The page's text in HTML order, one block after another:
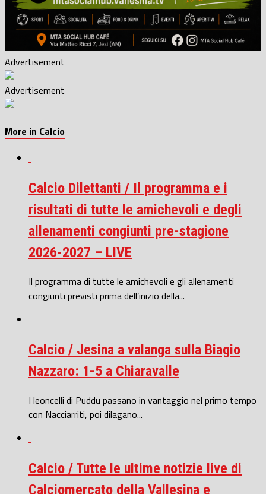
Advertisement
Advertisement
More in Calcio
Calcio Dilettanti / Il programma e i
risultati di tutte le amichevoli e degli
allenamenti congiunti pre-stagione
2026-2027 – LIVE
Il programma di tutte le amichevoli e gli allenamenti
congiunti previsti prima dell’inizio della...
Calcio / Jesina a valanga sulla Biagio
Nazzaro: 1-5 a Chiaravalle
I leoncelli di Puddu passano in vantaggio nel primo tempo
con Nacciarriti, poi dilagano...
Calcio / Tutte le ultime notizie live di
Calciomercato della Vallesina e